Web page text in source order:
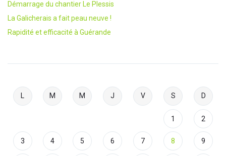
Démarrage du chantier Le Plessis
La Galicherais a fait peau neuve !
Rapidité et efficacité à Guérande
L M M J V S D
1 2
3 4 5 6 7 8 9